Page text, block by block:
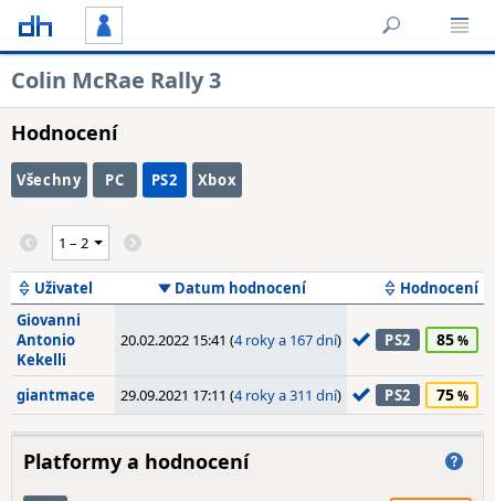
Colin McRae Rally 3
Hodnocení
Všechny PC PS2 Xbox
Uživatel Datum hodnocení
Hodnocení
Giovanni
Antonio
Kekelli
20.02.2022 15:41 (4 roky a 167 dní) PS2 85
giantmace 29.09.2021 17:11 (4 roky a 311 dní) PS2 75
Platformy a hodnocení